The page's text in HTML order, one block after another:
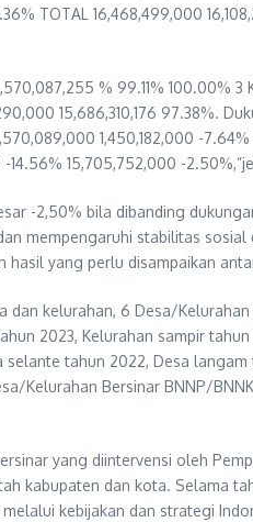
TOTAL 16,468,499,000
% 99.11% 100.00%
15,686,310,176 97.38%.
1,450,182,000 -
14.56% 15,705,752,000 -
-2,50% bila dibanding
mempengaruhi stabilitas
hasil yang perlu disampaikan
dan kelurahan, 6 Desa/
2023, Kelurahan sampir
tahun 2022, Desa
Bersinar BNNP/BNNK
yang diintervensi oleh
kabupaten dan kota. Selama
kebijakan dan strategi